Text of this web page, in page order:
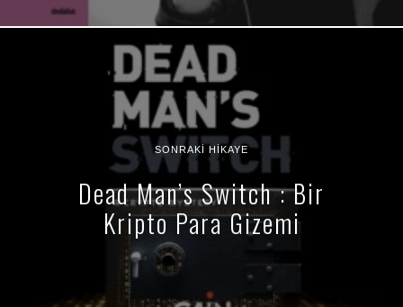
SONRAKI HIKAYE
Dead Man’s Switch : Bir
Kripto Para Gizemi